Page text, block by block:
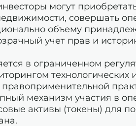
могут
совершать
объему
учет прав и
в ограниченном
технологических
механизм участия в
активы (токены) для